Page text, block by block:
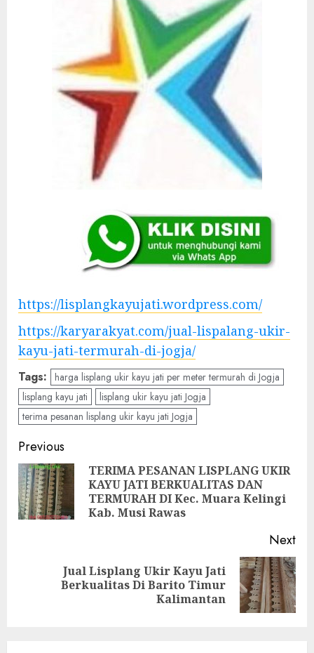
https://lisplangkayujati.wordpress.com/
https://karyarakyat.com/jual-lispalang-ukir-
kayu-jati-termurah-di-jogja/
Tags: harga lisplang ukir kayu jati per meter termurah di Jogja
lisplang kayu jati
lisplang ukir kayu jati Jogja
terima pesanan lisplang ukir kayu jati Jogja
Previous
TERIMA PESANAN LISPLANG UKIR
KAYU JATI BERKUALITAS DAN
TERMURAH DI Kec. Muara Kelingi
Kab. Musi Rawas
Next
Jual Lisplang Ukir Kayu Jati
Berkualitas Di Barito Timur
Kalimantan